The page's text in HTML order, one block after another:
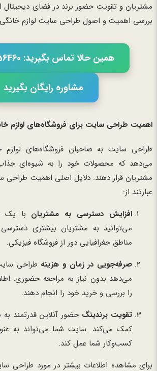
مشتریان و تقویت حضور برند در فضای دیجیتال
بررسی اهمیت و اصول طراحی سایت لوازم خانگی
همین حالا تماس بگیرید: 02166056460
مشاوره رایگان بگیرید
اهمیت طراحی سایت برای فروشگاه‌های لوازم
طراحی سایت به صاحبان فروشگاه‌های لوازم
می‌دهد که محصولات خود را به شیوه‌ای جذاب
مشتریان قرار دهند. دلایل اصلی اهمیت
عبارتند از:
افزایش دسترسی به مشتریان با یک
می‌توانید به مشتریان بیشتری
مناطق جغرافیایی دور از فروشگاه فیزیکی.
صرفه‌جویی در زمان و هزینه طراحی
می‌دهد بدون نیاز به مراجعه حضوری،
را بررسی و خرید خود را انجام دهند.
تقویت برندینگ حضور آنلاین قدرتمند به
کمک می‌کند. سایت شما می‌تواند به
کسب‌وکار شما عمل کند.
برای مشاهده اطلاعات بیشتر در مورد طراحی